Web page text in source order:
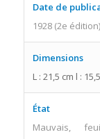
Date de
1928 (2e
Dimensions
L : 21,5 cm l :
État
Mauvais,